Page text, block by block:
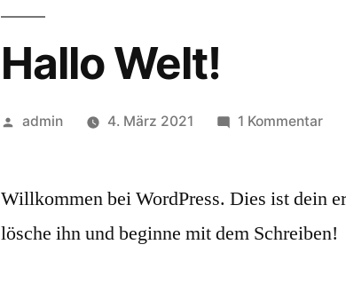
Hallo Welt!
Veröffentlicht
admin 4. März 2021 1 Kommentarzu
Willkommen bei WordPress. Dies ist dein
lösche ihn und beginne mit dem Schreiben!